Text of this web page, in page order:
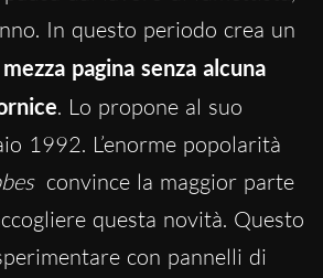
In questo periodo crea un
mezza pagina senza alcuna
. Lo propone al suo
1992. L’enorme popolarità
convince la maggior parte
questa novità. Questo
con pannelli di